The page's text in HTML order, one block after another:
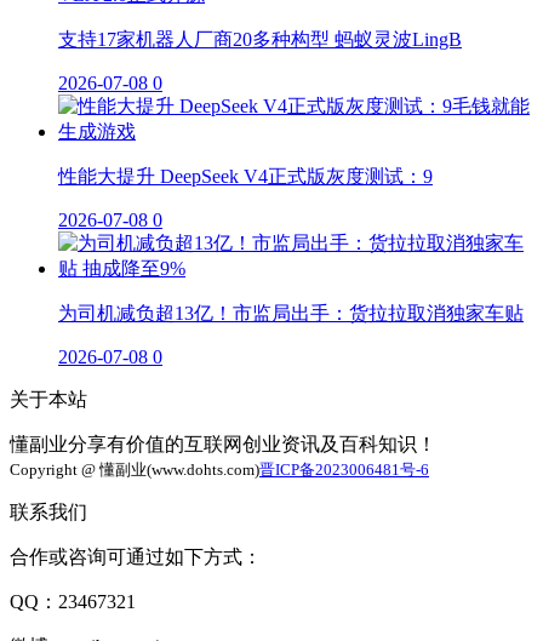
支持17家机器人厂商20多种构型 蚂蚁灵波LingB
2026-07-08 0
性能大提升 DeepSeek V4正式版灰度测试：9
2026-07-08 0
为司机减负超13亿！市监局出手：货拉拉取消独家车贴
2026-07-08 0
关于本站
懂副业分享有价值的互联网创业资讯及百科知识！
Copyright @ 懂副业(www.dohts.com)晋ICP备2023006481号-6
联系我们
合作或咨询可通过如下方式：
QQ：23467321